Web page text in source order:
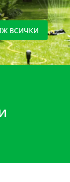
ВСИЧКИ